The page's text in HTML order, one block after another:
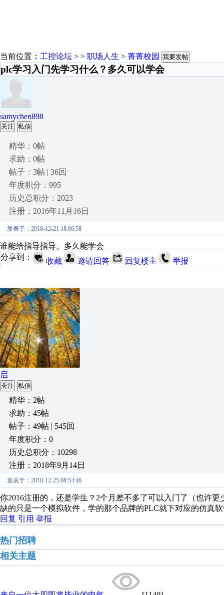
当前位置： 工控论坛 > > 职场人生 > 菁菁校园 我要发帖
plc学习入门先学习什么？多久可以学会
samychen898
关注 私信
精华：0帖
求助：0帖
帖子：3帖 | 36回
年度积分：995
历史总积分：2023
注册：2016年11月16日
发表于：2018-12-21 18:06:58
谁能给指导指导。多久能学会
分享到：
收藏 邀请回答 回复楼主 举报
启
关注 私信
精华：2帖
求助：45帖
帖子：49帖 | 545回
年度积分：0
历史总积分：10298
注册：2018年9月14日
发表于：2018-12-25 08:53:46
你2016注册的，还是学生？2个月差不多了可以入门了（也许
缺的只是一个模拟软件，学的那个品牌的PLC就下对应的仿真
回复 引用 举报
热门招聘
相关主题